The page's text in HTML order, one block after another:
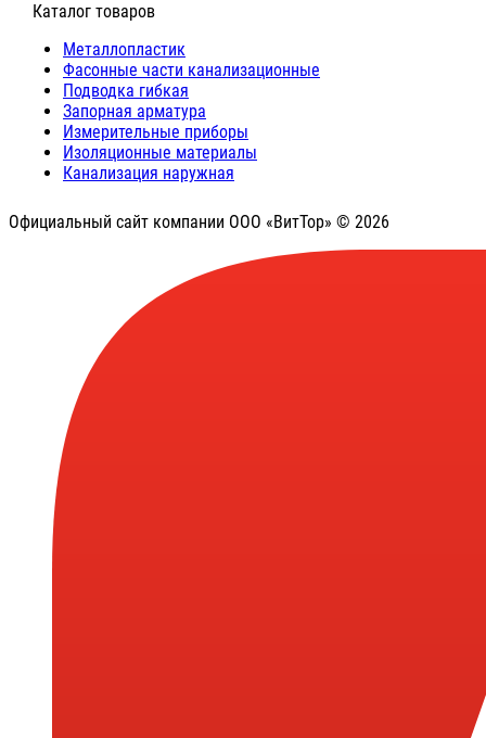
⠀Каталог товаров
Металлопластик
Фасонные части канализационные
Подводка гибкая
Запорная арматура
Измерительные приборы
Изоляционные материалы
Канализация наружная
Официальный сайт компании ООО «ВитТор» © 2026